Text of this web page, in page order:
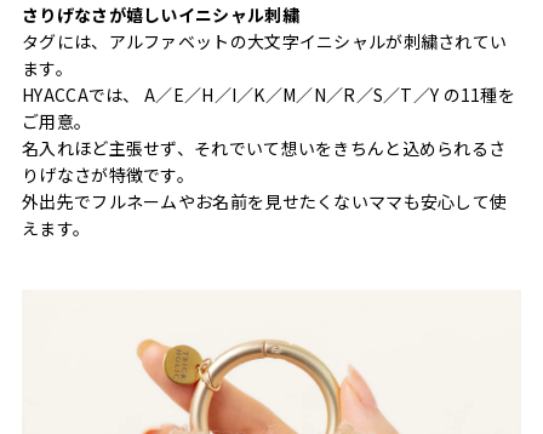
さりげなさが嬉しいイニシャル刺繍
タグには、アルファベットの大文字イニシャルが刺繍されてい
ます。
HYACCAでは、 A／E／H／I／K／M／N／R／S／T／Y の11種を
ご用意。
名入れほど主張せず、それでいて想いをきちんと込められるさ
りげなさが特徴です。
外出先でフルネームやお名前を見せたくないママも安心して使
えます。